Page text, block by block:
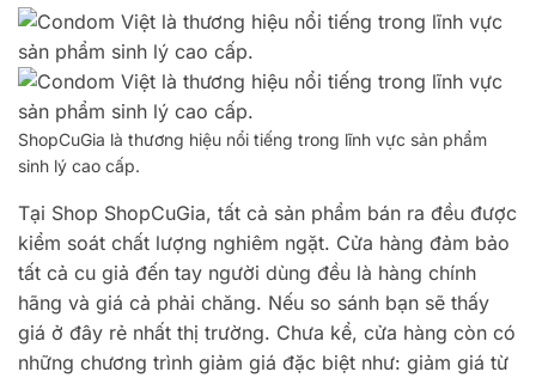
ShopCuGia là thương hiệu nổi tiếng trong lĩnh vực sản phẩm
sinh lý cao cấp.
Tại Shop ShopCuGia, tất cả sản phẩm bán ra đều được
kiểm soát chất lượng nghiêm ngặt. Cửa hàng đảm bảo
tất cả cu giả đến tay người dùng đều là hàng chính
hãng và giá cả phải chăng. Nếu so sánh bạn sẽ thấy
giá ở đây rẻ nhất thị trường. Chưa kể, cửa hàng còn có
những chương trình giảm giá đặc biệt như: giảm giá từ